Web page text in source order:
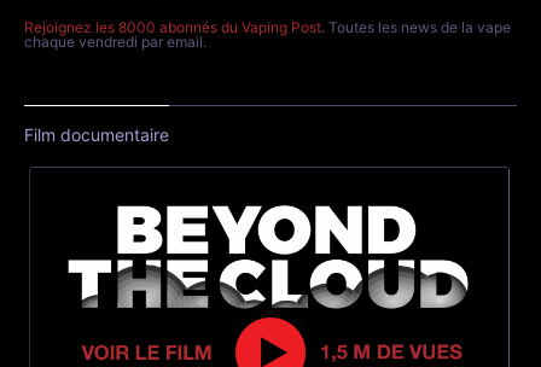
Rejoignez les 8000 abonnés du Vaping Post. Toutes les news de la vape
chaque vendredi par email.
Film documentaire